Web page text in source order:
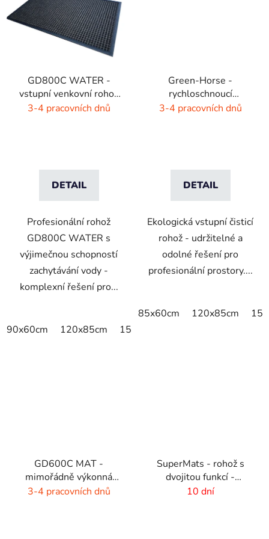
GD800C WATER -
vstupní venkovní rohož
- hnědá - černá
3-4 pracovních dnů
DETAIL
Profesionální rohož
GD800C WATER s
výjimečnou schopností
zachytávání vody -
komplexní řešení pro...
90x60cm 120x85cm 150x85cm
Green-Horse -
rychloschnoucí
ekologická rohož -
3-4 pracovních dnů
DETAIL
Ekologická vstupní čisticí
rohož - udržitelné a
odolné řešení pro
profesionální prostory....
85x60cm 120x85cm
GD600C MAT -
mimořádně výkonná
čistící rohož - 9 barev s
3-4 pracovních dnů
SuperMats - rohož s
dvojitou funkcí -
seškrábání a utření
10 dní